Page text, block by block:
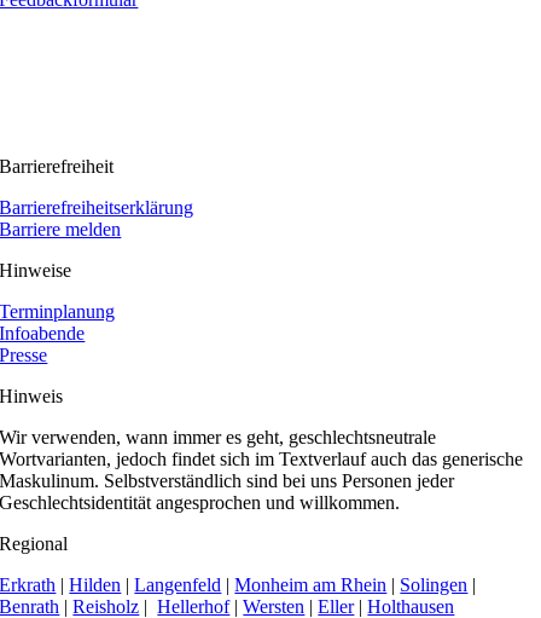
Barrierefreiheit
Barrierefreiheitserklärung
Barriere melden
Hinweise
Terminplanung
Infoabende
Presse
Hinweis
Wir verwenden, wann immer es geht, geschlechtsneutrale
Wortvarianten, jedoch findet sich im Textverlauf auch das generische
Maskulinum. Selbstverständlich sind bei uns Personen jeder
Geschlechtsidentität angesprochen und willkommen.
Regional
Erkrath |Hilden |Langenfeld |Monheim am Rhein | Solingen |
Benrath |Reisholz |Hellerhof|Wersten |Eller|Holthausen